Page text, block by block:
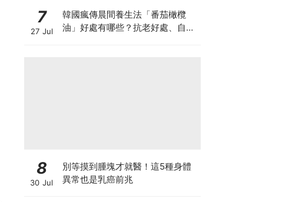
7
27 Jul
韓國瘋傳晨間養生法「番茄橄欖
油」好處有哪些？抗老好處、自製
8
30 Jul
別等摸到腫塊才就醫！這5種身體
異常也是乳癌前兆